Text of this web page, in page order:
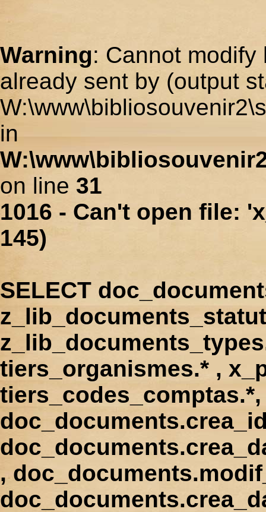
Warning: Cannot
already sent by (output
in
on line 31
1016 - Can't open file:
145)
SELECT
tiers_organismes.* ,
,